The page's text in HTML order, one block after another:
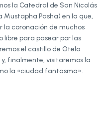
la Catedral de San Nicolás
Pasha) en la que,
la coronación de muchos
libre para pasear por las
el castillo de Otelo
finalmente, visitaremos la
la «ciudad fantasma».